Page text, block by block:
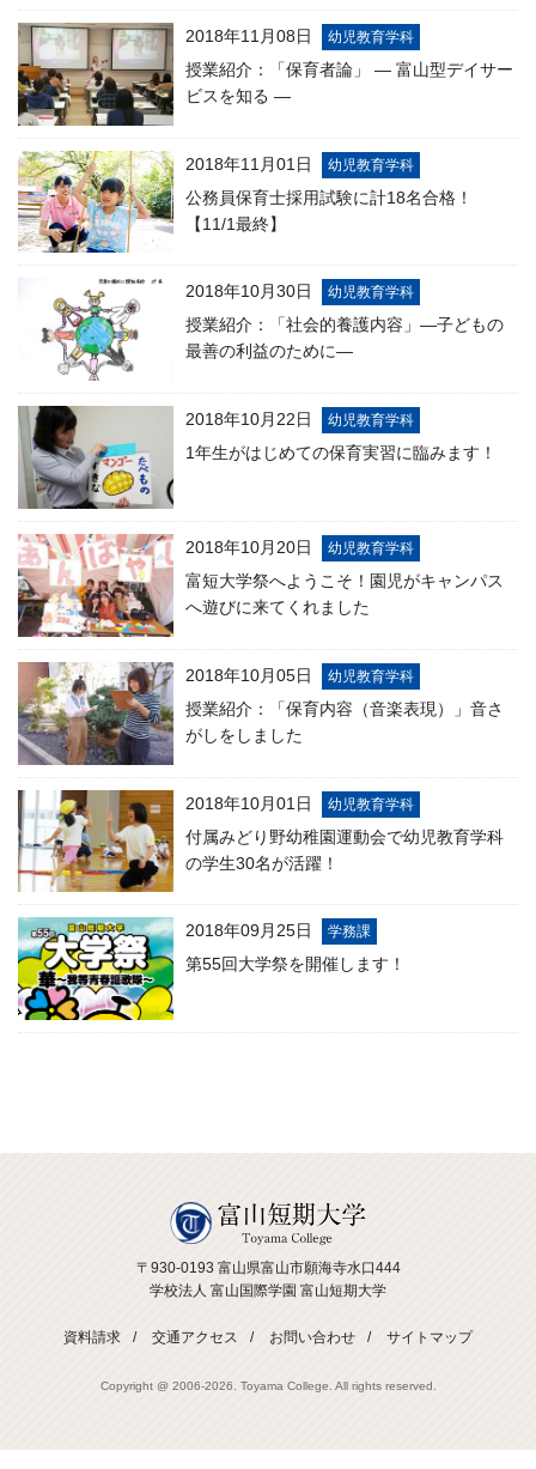
2018年11月08日 幼児教育学科
授業紹介：「保育者論」 ― 富山型デイサー
ビスを知る ―
2018年11月01日 幼児教育学科
公務員保育士採用試験に計18名合格！
【11/1最終】
2018年10月30日 幼児教育学科
授業紹介：「社会的養護内容」―子どもの
最善の利益のために―
2018年10月22日 幼児教育学科
1年生がはじめての保育実習に臨みます！
2018年10月20日 幼児教育学科
富短大学祭へようこそ！園児がキャンパス
へ遊びに来てくれました
2018年10月05日 幼児教育学科
授業紹介：「保育内容（音楽表現）」音さ
がしをしました
2018年10月01日 幼児教育学科
付属みどり野幼稚園運動会で幼児教育学科
の学生30名が活躍！
2018年09月25日 学務課
第55回大学祭を開催します！
〒930-0193 富山県富山市願海寺水口444
学校法人 富山国際学園 富山短期大学
資料請求 交通アクセス お問い合わせ サイトマップ
Copyright @ 2006-2026. Toyama College. All rights reserved.